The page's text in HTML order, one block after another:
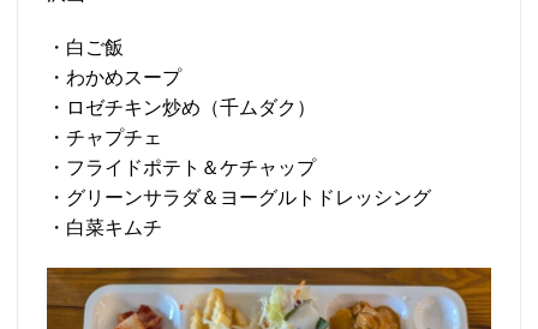
・白ご飯
・わかめスープ
・ロゼチキン炒め（千ムダク）
・チャプチェ
・フライドポテト＆ケチャップ
・グリーンサラダ＆ヨーグルトドレッシング
・白菜キムチ